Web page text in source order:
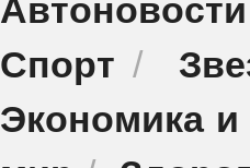
Спорт /
Экономика и